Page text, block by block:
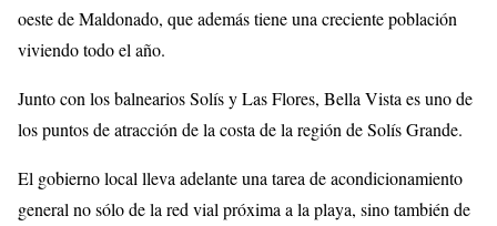
oeste de Maldonado, que además tiene una creciente población
viviendo todo el año.
Junto con los balnearios Solís y Las Flores, Bella Vista es uno de
los puntos de atracción de la costa de la región de Solís Grande.
El gobierno local lleva adelante una tarea de acondicionamiento
general no sólo de la red vial próxima a la playa, sino también de